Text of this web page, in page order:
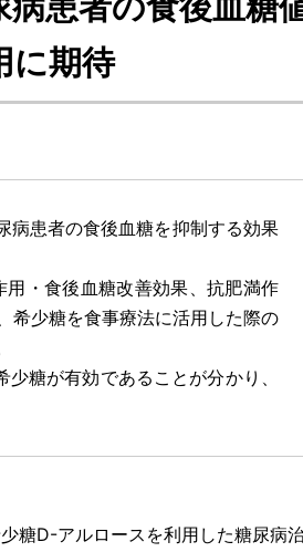
に期待
患者の食後血糖を抑制する効果
・食後血糖改善効果、抗肥満作
希少糖を食事療法に活用した際の
糖が有効であることが分かり、
糖D-アルロースを利用した糖尿病